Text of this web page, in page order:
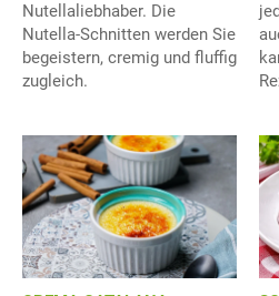
Nutellaliebhaber. Die
Nutella-Schnitten werden Sie
begeistern, cremig und fluffig
zugleich.